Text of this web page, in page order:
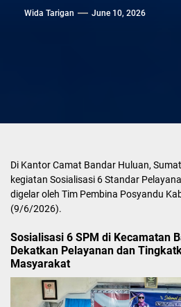
Wida Tarigan June 10, 2026
Di Kantor Camat Bandar Huluan,
kegiatan Sosialisasi 6 Standar
digelar oleh Tim Pembina Posyandu
(9/6/2026).
Sosialisasi 6 SPM di Kecamatan
Dekatkan Pelayanan dan
Masyarakat